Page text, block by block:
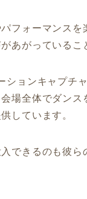
フォーマンスを
あがっているこ
ションキャプチ
場全体でダンス
しています。
できるのも彼ら